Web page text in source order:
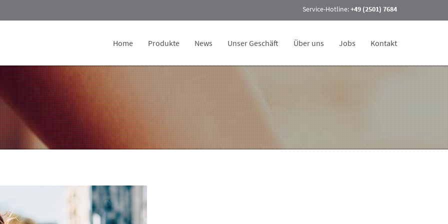
Service-Hotline:+49 (2501) 7684
Home Produkte News Unser Geschäft Über uns Jobs Kontakt